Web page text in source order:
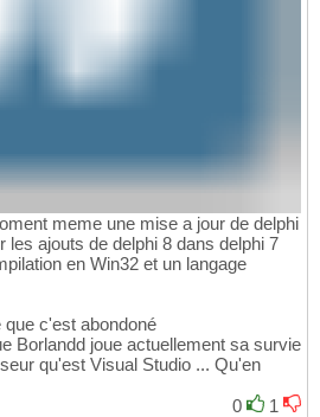
meme une mise a jour de delphi
les ajouts de delphi 8 dans delphi 7
en Win32 et un langage
c'est abondoné
Borlandd joue actuellement sa survie
qu'est Visual Studio ... Qu'en
0
1